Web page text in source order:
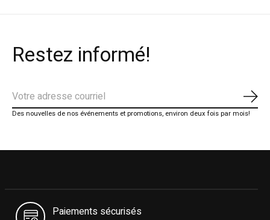
Restez informé!
Des nouvelles de nos événements et promotions, environ deux fois par mois!
Paiements sécurisés